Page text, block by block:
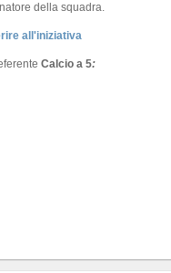
della squadra.
all'iniziativa
Calcio a 5: